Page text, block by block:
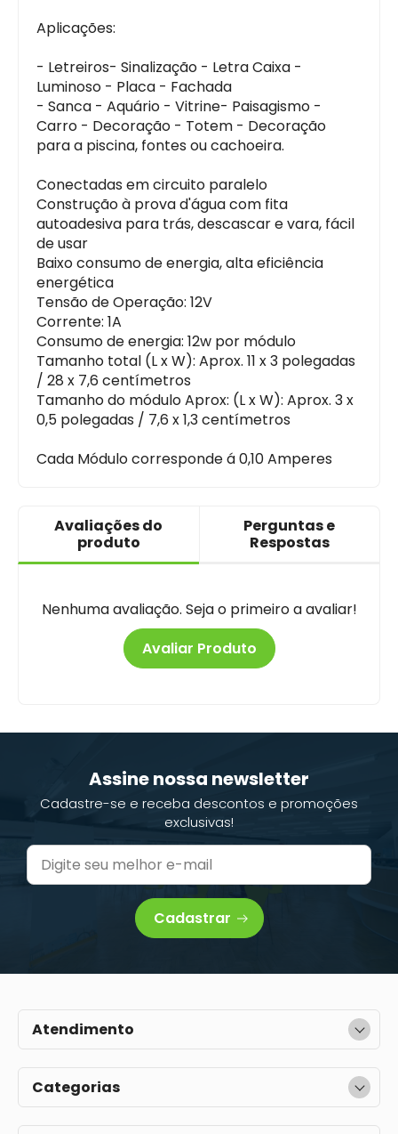
Aplicações:
- Letreiros- Sinalização - Letra Caixa -
Luminoso - Placa - Fachada
- Sanca - Aquário - Vitrine- Paisagismo -
Carro - Decoração - Totem - Decoração
para a piscina, fontes ou cachoeira.
Conectadas em circuito paralelo
Construção à prova d'água com fita
autoadesiva para trás, descascar e vara, fácil
de usar
Baixo consumo de energia, alta eficiência
energética
Tensão de Operação: 12V
Corrente: 1A
Consumo de energia: 12w por módulo
Tamanho total (L x W): Aprox. 11 x 3 polegadas
/ 28 x 7,6 centímetros
Tamanho do módulo Aprox: (L x W): Aprox. 3 x
0,5 polegadas / 7,6 x 1,3 centímetros
Cada Módulo corresponde á 0,10 Amperes
Avaliações do
produto
Perguntas e
Respostas
Nenhuma avaliação. Seja o primeiro a avaliar!
Avaliar Produto
Assine nossa newsletter
Cadastre-se e receba descontos e promoções
exclusivas!
Cadastrar
Categorias
Atendimento